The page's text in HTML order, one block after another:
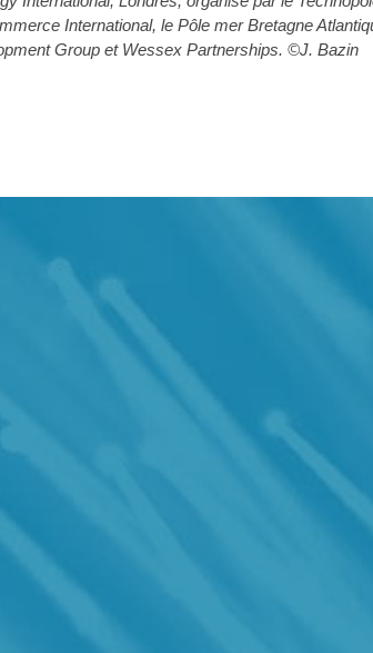
International, le Pôle mer Bretagne
Group et Wessex Partnerships. ©J. Bazin